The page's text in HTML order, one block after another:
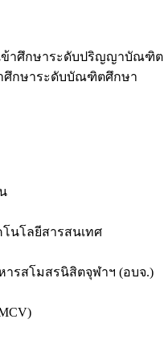
ข้าศึกษาระดับปริญญาบัณฑิต
ศึกษาระดับบัณฑิตศึกษา
นโลยีสารสนเทศ
ารสโมสรนิสิตจุฬาฯ (อบจ.)